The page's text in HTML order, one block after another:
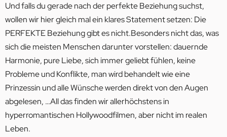
Und falls du gerade nach der perfekte Beziehung suchst,
wollen wir hier gleich mal ein klares Statement setzen: Die
PERFEKTE Beziehung gibt es nicht.Besonders nicht das, was
sich die meisten Menschen darunter vorstellen: dauernde
Harmonie, pure Liebe, sich immer geliebt fühlen, keine
Probleme und Konflikte, man wird behandelt wie eine
Prinzessin und alle Wünsche werden direkt von den Augen
abgelesen, …All das finden wir allerhöchstens in
hyperromantischen Hollywoodfilmen, aber nicht im realen
Leben.